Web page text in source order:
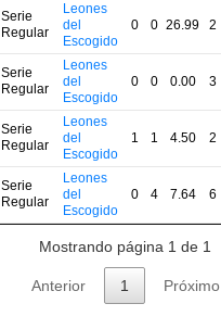
Serie
Regular
Leones
del
Escogido
0 0 26.99 2
Serie
Regular
Leones
del
Escogido
0 0 0.00 3
Serie
Regular
Leones
del
Escogido
1 1 4.50 2
Serie
Regular
Leones
del
Escogido
0 4 7.64 6
Mostrando página 1 de 1
Anterior 1 Próximo